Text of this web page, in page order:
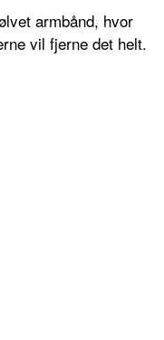
armbånd, hvor
vil fjerne det helt.